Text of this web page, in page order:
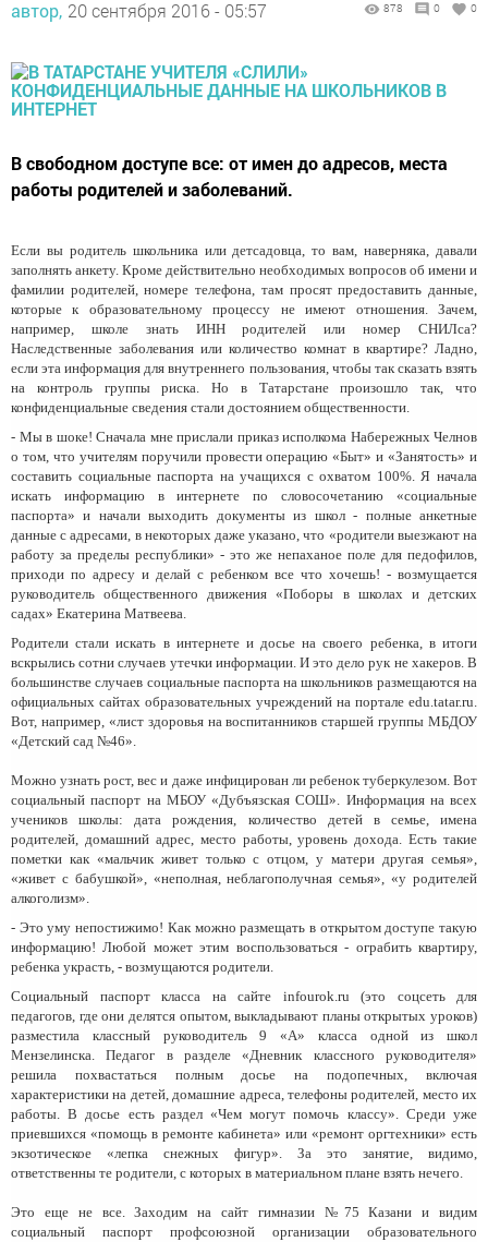
автор, 20 сентября 2016 - 05:57 878 0 0
В свободном доступе все: от имен до адресов, места
работы родителей и заболеваний.
Если вы родитель школьника или детсадовца, то вам, наверняка, давали
заполнять анкету. Кроме действительно необходимых вопросов об имени и
фамилии родителей, номере телефона, там просят предоставить данные,
которые к образовательному процессу не имеют отношения. Зачем,
например, школе знать ИНН родителей или номер СНИЛса?
Наследственные заболевания или количество комнат в квартире? Ладно,
если эта информация для внутреннего пользования, чтобы так сказать взять
на контроль группы риска. Но в Татарстане произошло так, что
конфиденциальные сведения стали достоянием общественности.
- Мы в шоке! Сначала мне прислали приказ исполкома Набережных Челнов
о том, что учителям поручили провести операцию «Быт» и «Занятость» и
составить социальные паспорта на учащихся с охватом 100%. Я начала
искать информацию в интернете по словосочетанию «социальные
паспорта» и начали выходить документы из школ - полные анкетные
данные с адресами, в некоторых даже указано, что «родители выезжают на
работу за пределы республики» - это же непаханое поле для педофилов,
приходи по адресу и делай с ребенком все что хочешь! - возмущается
руководитель общественного движения «Поборы в школах и детских
садах» Екатерина Матвеева.
Родители стали искать в интернете и досье на своего ребенка, в итоги
вскрылись сотни случаев утечки информации. И это дело рук не хакеров. В
большинстве случаев социальные паспорта на школьников размещаются на
официальных сайтах образовательных учреждений на портале edu.tatar.ru.
Вот, например, «лист здоровья на воспитанников старшей группы МБДОУ
«Детский сад №46».
Можно узнать рост, вес и даже инфицирован ли ребенок туберкулезом. Вот
социальный паспорт на МБОУ «Дубъязская СОШ». Информация на всех
учеников школы: дата рождения, количество детей в семье, имена
родителей, домашний адрес, место работы, уровень дохода. Есть такие
пометки как «мальчик живет только с отцом, у матери другая семья»,
«живет с бабушкой», «неполная, неблагополучная семья», «у родителей
алкоголизм».
- Это уму непостижимо! Как можно размещать в открытом доступе такую
информацию! Любой может этим воспользоваться - ограбить квартиру,
ребенка украсть, - возмущаются родители.
Социальный паспорт класса на сайте infourok.ru (это соцсеть для
педагогов, где они делятся опытом, выкладывают планы открытых уроков)
разместила классный руководитель 9 «А» класса одной из школ
Мензелинска. Педагог в разделе «Дневник классного руководителя»
решила похвастаться полным досье на подопечных, включая
характеристики на детей, домашние адреса, телефоны родителей, место их
работы. В досье есть раздел «Чем могут помочь классу». Среди уже
приевшихся «помощь в ремонте кабинета» или «ремонт оргтехники» есть
экзотическое «лепка снежных фигур». За это занятие, видимо,
ответственны те родители, с которых в материальном плане взять нечего.
Это еще не все. Заходим на сайт гимназии №75 Казани и видим
социальный паспорт профсоюзной организации образовательного